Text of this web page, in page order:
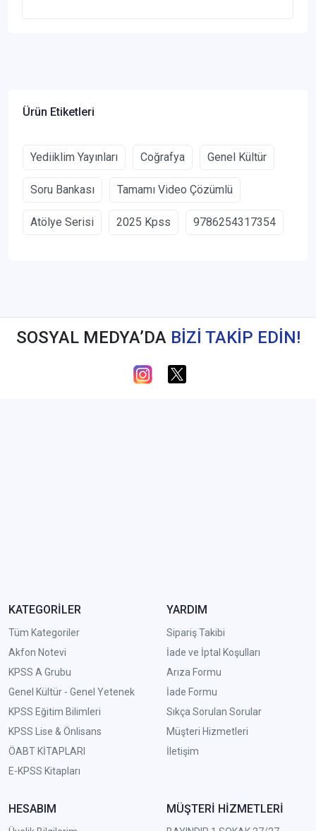
Ürün Etiketleri
Yediiklim Yayınları Coğrafya Genel Kültür
Soru Bankası Tamamı Video Çözümlü
Atölye Serisi 2025 Kpss 9786254317354
SOSYAL MEDYA’DA BİZİ TAKİP EDİN!
KATEGORİLER
Tüm Kategoriler
Akfon Notevi
KPSS A Grubu
Genel Kültür - Genel Yetenek
KPSS Eğitim Bilimleri
KPSS Lise & Önlisans
ÖABT KİTAPLARI
E-KPSS Kitapları
YARDIM
Sipariş Takibi
İade ve İptal Koşulları
Arıza Formu
İade Formu
Sıkça Sorulan Sorular
Müşteri Hizmetleri
İletişim
HESABIM MÜŞTERİ HİZMETLERİ